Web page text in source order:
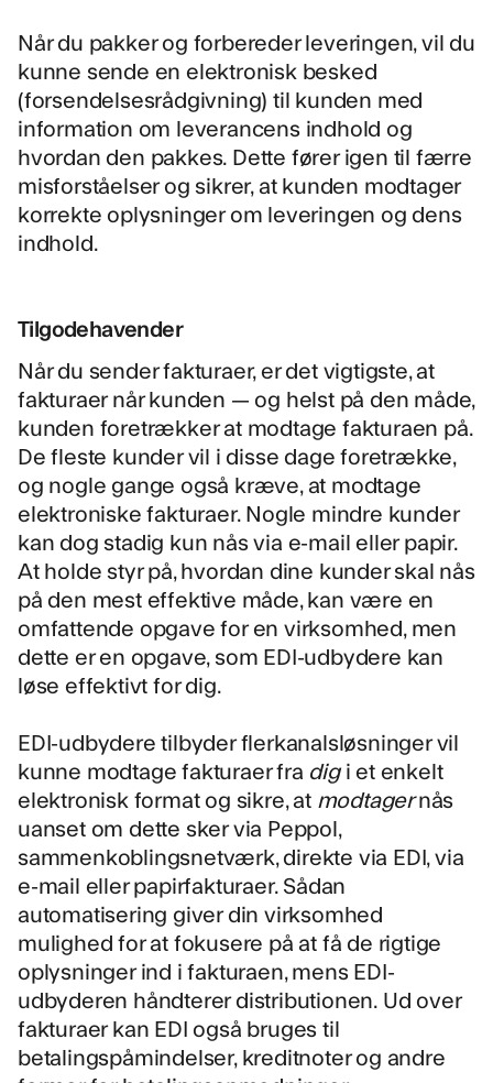
Når du pakker og forbereder leveringen, vil du
kunne sende en elektronisk besked
(forsendelsesrådgivning) til kunden med
information om leverancens indhold og
hvordan den pakkes. Dette fører igen til færre
misforståelser og sikrer, at kunden modtager
korrekte oplysninger om leveringen og dens
indhold.
Tilgodehavender
Når du sender fakturaer, er det vigtigste, at
fakturaer når kunden — og helst på den måde,
kunden foretrækker at modtage fakturaen på.
De fleste kunder vil i disse dage foretrække,
og nogle gange også kræve, at modtage
elektroniske fakturaer. Nogle mindre kunder
kan dog stadig kun nås via e-mail eller papir.
At holde styr på, hvordan dine kunder skal nås
på den mest effektive måde, kan være en
omfattende opgave for en virksomhed, men
dette er en opgave, som EDI-udbydere kan
løse effektivt for dig.
EDI-udbydere tilbyderflerkanalsløsningervil
kunne modtage fakturaer fra digi et enkelt
elektronisk format og sikre, at modtagernås
uanset om dette sker via Peppol,
sammenkoblingsnetværk, direkte via EDI, via
e-mail eller papirfakturaer. Sådan
automatisering giver din virksomhed
mulighed for at fokusere på at få de rigtige
oplysninger ind i fakturaen, mens EDI-
udbyderen håndterer distributionen. Ud over
fakturaer kan EDI også bruges til
betalingspåmindelser, kreditnoter og andre